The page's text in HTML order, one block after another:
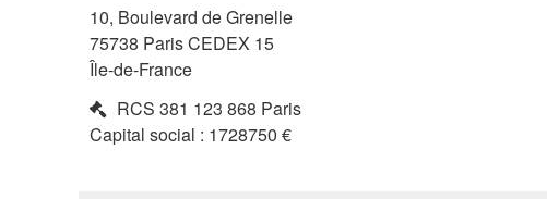
10, Boulevard de Grenelle
75738 ParisCEDEX 15
Île-de-France
RCS 381 123 868 Paris
Capital social : 1728750 €